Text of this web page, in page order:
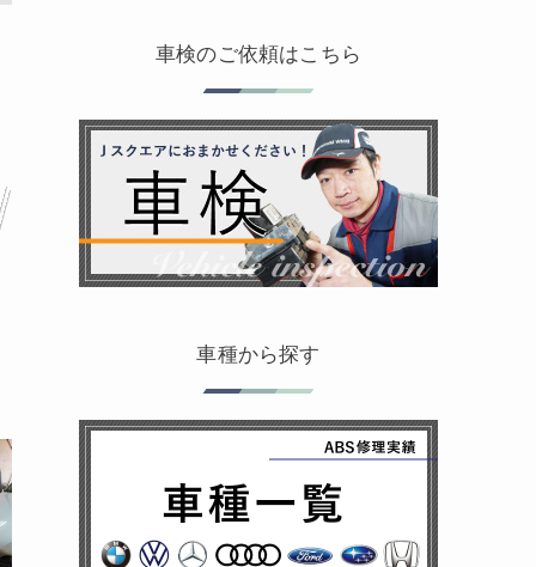
車検のご依頼はこちら
車種から探す